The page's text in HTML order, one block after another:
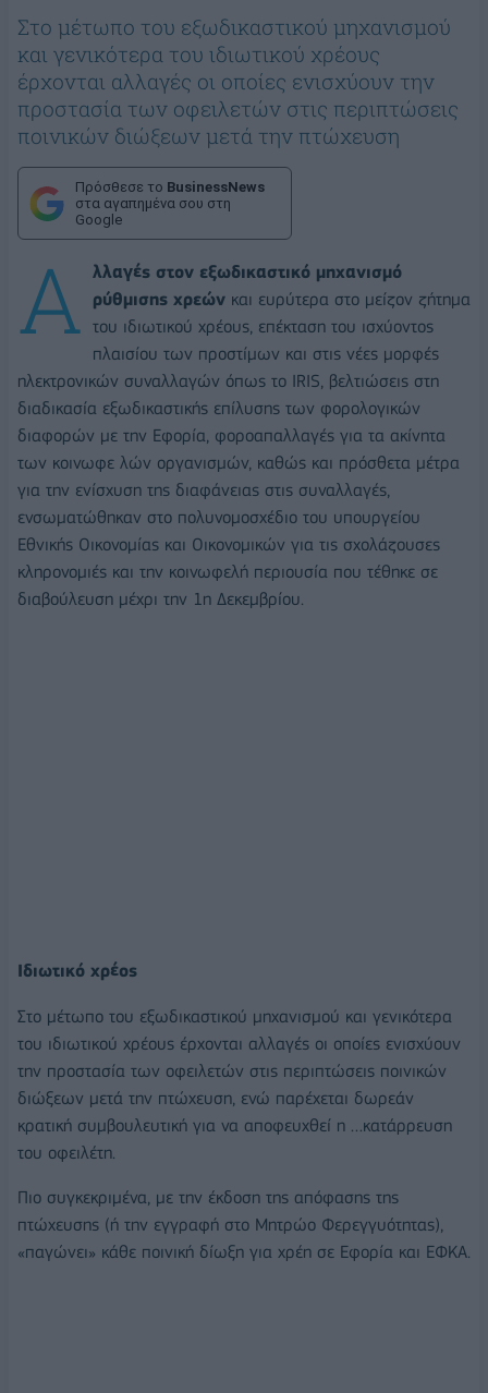
Στο μέτωπο του εξωδικαστικού μηχανισμού
και γενικότερα του ιδιωτικού χρέους
έρχονται αλλαγές οι οποίες ενισχύουν την
προστασία των οφειλετών στις περιπτώσεις
ποινικών διώξεων μετά την πτώχευση
Πρόσθεσε το BusinessNews
στα αγαπημένα σου στη
Google
Α λλαγές στον εξωδικαστικό μηχανισμό
ρύθμισης χρεών και ευρύτερα στο μείζον ζήτημα
του ιδιωτικού χρέους, επέκταση του ισχύοντος
πλαισίου των προστίμων και στις νέες μορφές
ηλεκτρονικών συναλλαγών όπως το IRIS, βελτιώσεις στη
διαδικασία εξωδικαστικής επίλυσης των φορολογικών
διαφορών με την Εφορία, φοροαπαλλαγές για τα ακίνητα
των κοινωφε λών οργανισμών, καθώς και πρόσθετα μέτρα
για την ενίσχυση της διαφάνειας στις συναλλαγές,
ενσωματώθηκαν στο πολυνομοσχέδιο του υπουργείου
Εθνικής Οικονομίας και Οικονομικών για τις σχολάζουσες
κληρονομιές και την κοινωφελή περιουσία που τέθηκε σε
διαβούλευση μέχρι την 1η Δεκεμβρίου.
Ιδιωτικό χρέος
Στο μέτωπο του εξωδικαστικού μηχανισμού και γενικότερα
του ιδιωτικού χρέους έρχονται αλλαγές οι οποίες ενισχύουν
την προστασία των οφειλετών στις περιπτώσεις ποινικών
διώξεων μετά την πτώχευση, ενώ παρέχεται δωρεάν
κρατική συμβουλευτική για να αποφευχθεί η …κατάρρευση
του οφειλέτη.
Πιο συγκεκριμένα, με την έκδοση της απόφασης της
πτώχευσης (ή την εγγραφή στο Μητρώο Φερεγγυότητας),
«παγώνει» κάθε ποινική δίωξη για χρέη σε Εφορία και ΕΦΚΑ.